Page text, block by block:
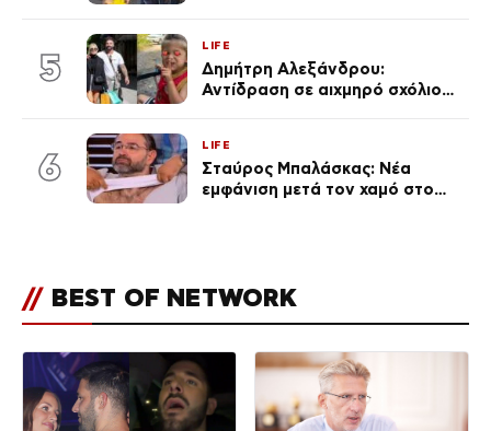
5
LIFE
Δημήτρη Αλεξάνδρου:
Αντίδραση σε αιχμηρό σχόλιο
6
LIFE
Σταύρος Μπαλάσκας: Νέα
εμφάνιση μετά τον χαμό στο
// BEST OF NETWORK